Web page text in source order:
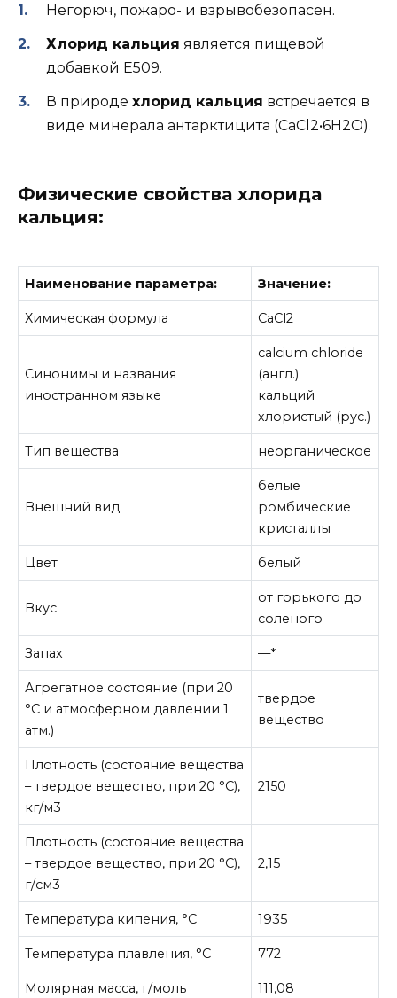
Негорюч, пожаро- и взрывобезопасен.
Хлорид кальция является пищевой
добавкой Е509.
В природе хлорид кальция встречается в
виде минерала антарктицита (CaCl2•6H2O).
Физические свойства хлорида
кальция:
Наименование параметра: Значение:
Химическая формула CaCl2
Синонимы и названия
иностранном языке
calcium chloride
(англ.)
кальций
хлористый (рус.)
Тип вещества неорганическое
Внешний вид
белые
ромбические
кристаллы
Цвет белый
Вкус
от горького до
соленого
Запах —*
Агрегатное состояние (при 20
°C и атмосферном давлении 1
атм.)
твердое
вещество
Плотность (состояние вещества
– твердое вещество, при 20 °C),
кг/м3
2150
Плотность (состояние вещества
– твердое вещество, при 20 °C),
г/см3
2,15
Температура кипения, °C 1935
Температура плавления, °C 772
Молярная масса, г/моль 111,08